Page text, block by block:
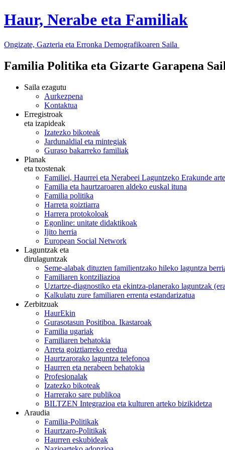
Haur, Nerabe eta Familiak
Ongizate, Gazteria eta Erronka Demografikoaren Saila
Familia Politika eta Gizarte Garapena
Saila ezagutu
Aurkezpena
Kontaktua
Erregistroak
eta izapideak
Izatezko bikoteak
Jardunaldial eta mintegiak
Guraso bakarreko familiak
Planak
eta txostenak
Familiei, Haurrei eta Nerabeei Laguntzeko Erakunde
Familia eta haurtzaroaren aldeko euskal ituna
Familia politika
Harreta goiztiarra
Harrera protokoloak
Egonline: unitate didaktikoak
Ijito herria
European Social Network
Laguntzak eta
dirulaguntzak
Seme-alabak dituzten familientzako hileko laguntza
Familiaren kontziliazioa
Uztartze-diagnostiko eta ekintza-planerako laguntzak
Kalkulatu zure familiaren errenta estandarizatua
Zerbitzuak
HaurEkin
Gurasotasun Positiboa. Ikastaroak
Familia ugariak
Familiaren behatokia
Arreta goiztiarreko eredua
Haurtzarorako laguntza telefonoa
Haurren eta nerabeen behatokia
Profesionalak
Izatezko bikoteak
Harrerako sare publikoa
BILTZEN Integrazioa eta kulturen arteko bizikidetza
Araudia
Familia-Politikak
Haurtzaro-Politikak
Haurren eskubideak